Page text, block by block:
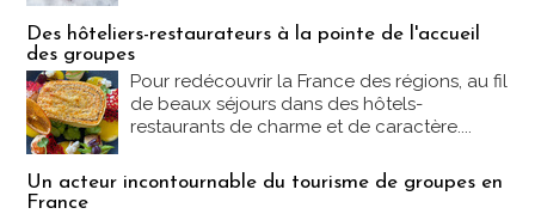
Des hôteliers-restaurateurs à la pointe de l'accueil
des groupes
Pour redécouvrir la France des régions, au fil
de beaux séjours dans des hôtels-
restaurants de charme et de caractère....
Un acteur incontournable du tourisme de groupes en
France